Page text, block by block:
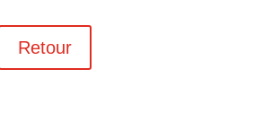
Retour